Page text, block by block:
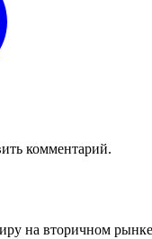
комментарий.
на вторичном